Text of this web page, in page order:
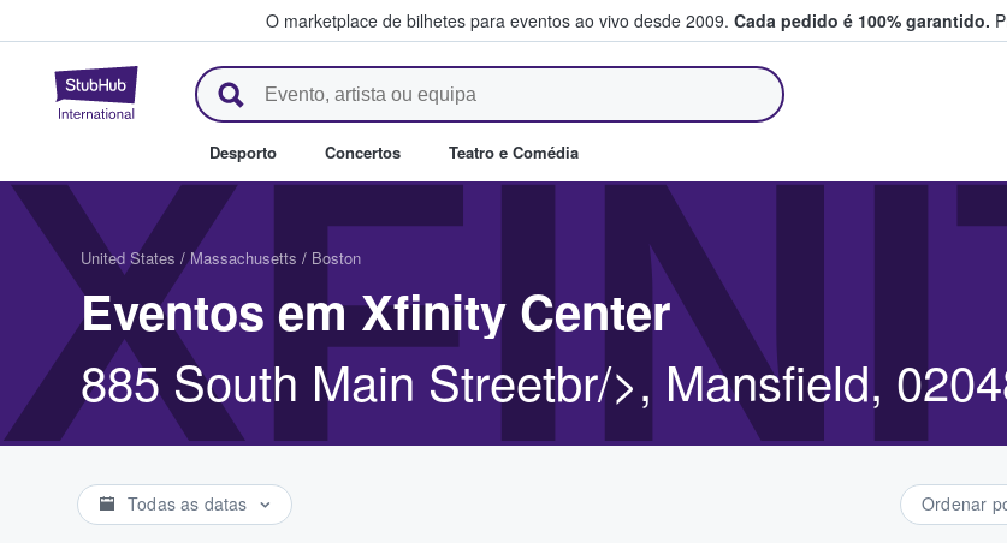
O marketplace de bilhetes para eventos ao vivo desde 2009. Cada pedido é 100% garantido.
StubHub – onde os fãs compram e vendem bilhetes
Desporto Concertos Teatro e Comédia
United States / Massachusetts / Boston
Eventos em Xfinity Center
885 South Main Streetbr/>, Mansfield,
Todas as datas Ordenar